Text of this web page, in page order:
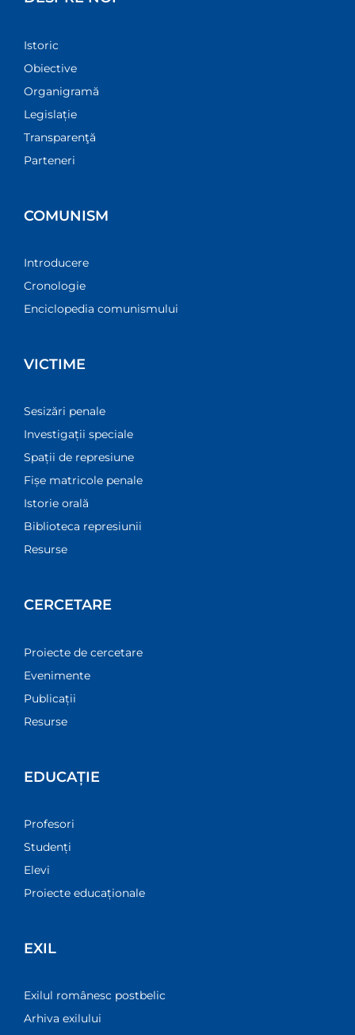
Istoric
Obiective
Organigramă
Legislație
Transparenţă
Parteneri
COMUNISM
Introducere
Cronologie
Enciclopedia comunismului
VICTIME
Sesizări penale
Investigații speciale
Spații de represiune
Fișe matricole penale
Istorie orală
Biblioteca represiunii
Resurse
CERCETARE
Proiecte de cercetare
Evenimente
Publicații
Resurse
EDUCAȚIE
Profesori
Studenți
Elevi
Proiecte educaționale
EXIL
Exilul românesc postbelic
Arhiva exilului